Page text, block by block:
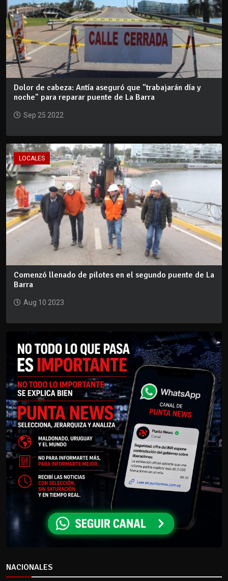
Dolor de cabeza: Antía aseguró que "trabajarán día y
noche" para reparar puente de La Barra
Sep 25 2022
LOCALES
Comenzó llenado de pilotes en el segundo puente de La
Barra
Aug 10 2023
NACIONALES